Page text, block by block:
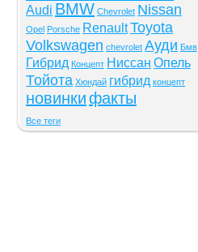
Audi BMW Chevrolet Nissan
Opel Porsche RenaultToyota
Volkswagen chevrolet Ауди Бмв
Гибрид Концепт Ниссан Опель
Тойота Хюндай гибрид концепт
новинкифакты
Все теги